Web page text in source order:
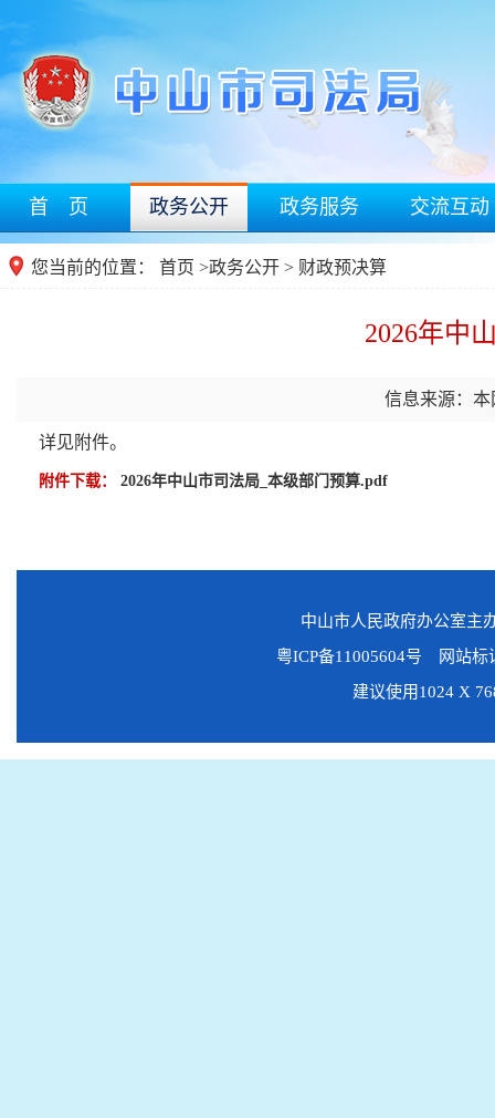
首 页 政务公开 政务服务 交流互动
您当前的位置： 首页 >政务公开 > 财政预决算
2026年中
信息来源：本
详见附件。
附件下载： 2026年中山市司法局_本级部门预算.pdf
中山市人民政府办公室
粤ICP备11005604号 网站标
建议使用1024 X